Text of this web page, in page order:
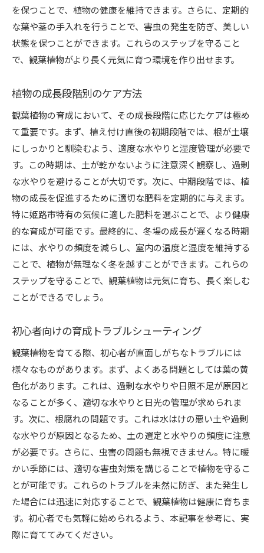
を保つことで、植物の健康を維持できます。さらに、定期的
な葉や茎の手入れを行うことで、害虫の発生を防ぎ、美しい
状態を保つことができます。これらのステップを守ること
で、観葉植物がより長く元気に育つ環境を作り出せます。
植物の成長段階別のケア方法
観葉植物の育成において、その成長段階に応じたケアは極め
て重要です。まず、植え付け直後の初期段階では、根が土壌
にしっかりと馴染むよう、適度な水やりと湿度管理が必要で
す。この時期は、土が乾かないように注意深く観察し、過剰
な水やりを避けることが大切です。次に、中期段階では、植
物の成長を促進するために適切な肥料を定期的に与えます。
特に姫路市特有の気候に適した肥料を選ぶことで、より健康
的な育成が可能です。最終的に、冬場の成長が遅くなる時期
には、水やりの頻度を減らし、室内の温度と湿度を維持する
ことで、植物が無理なく冬を越すことができます。これらの
ステップを守ることで、観葉植物は元気に育ち、長く楽しむ
ことができるでしょう。
初心者向けの育成トラブルシューティング
観葉植物を育てる際、初心者が直面しがちなトラブルには
様々なものがあります。まず、よくある問題としては葉の黄
色化があります。これは、過剰な水やりや日照不足が原因と
なることが多く、適切な水やりと日光の管理が求められま
す。次に、根腐れの問題です。これは水はけの悪い土や過剰
な水やりが原因となるため、土の選定と水やりの頻度に注意
が必要です。さらに、虫害の問題も無視できません。特に暖
かい季節には、適切な害虫対策を講じることで植物を守るこ
とが可能です。これらのトラブルを未然に防ぎ、また発生し
た場合には迅速に対応することで、観葉植物は健康に育ちま
す。初心者でも気軽に始められるよう、本記事を参考に、実
際に育ててみてください。